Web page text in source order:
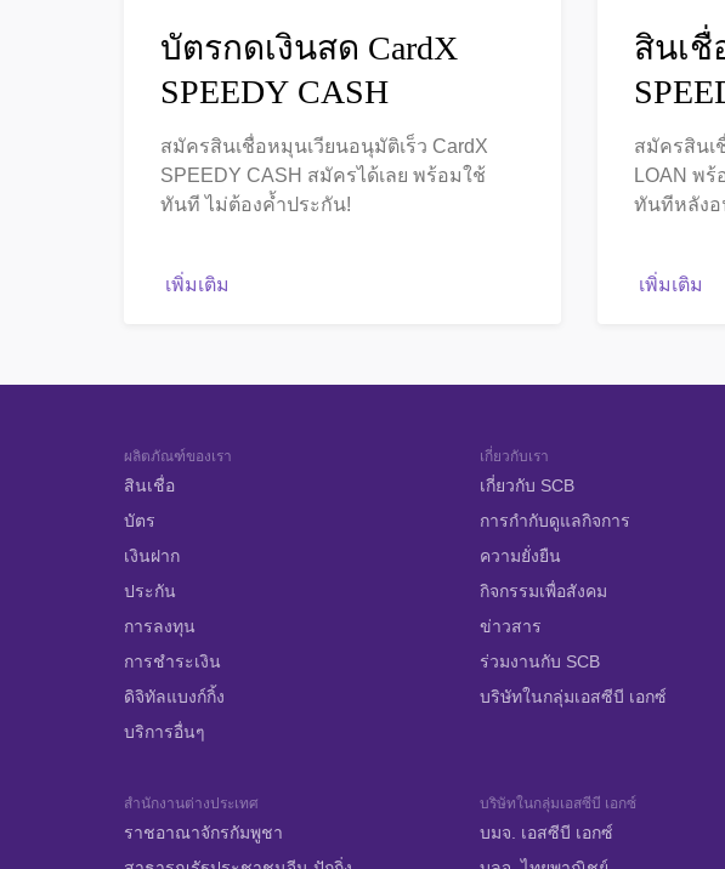
บัตรกดเงินสด CardX
SPEEDY CASH
สมัครสินเชื่อหมุนเวียนอนุมัติเร็ว CardX
SPEEDY CASH สมัครได้เลย พร้อมใช้
ทันที ไม่ต้องค้ำประกัน!
เพิ่มเติม
สินเชื่
สมัครสินเ
LOAN พ
ทันทีหลัง
เพิ่มเติม
ผลิตภัณฑ์ของเรา
สินเชื่อ
บัตร
เงินฝาก
ประกัน
การลงทุน
การชำระเงิน
ดิจิทัลแบงก์กิ้ง
บริการอื่นๆ
เกี่ยวกับเรา
เกี่ยวกับ SCB
การกำกับดูแลกิจการ
ความยั่งยืน
กิจกรรมเพื่อสังคม
ข่าวสาร
ร่วมงานกับ SCB
บริษัทในกลุ่มเอสซีบี เอกซ์
สำนักงานต่างประเทศ
ราชอาณาจักรกัมพูชา
บริษัทในกลุ่มเอสซีบี เอกซ์
บมจ. เอสซีบี เอกซ์